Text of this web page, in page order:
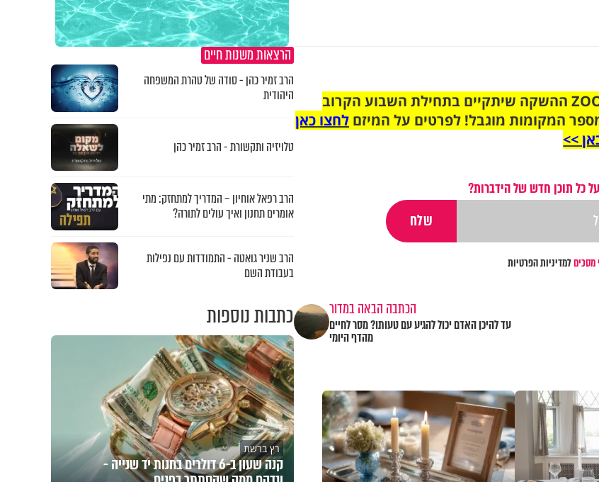
הצטרפו לקבוצת הוואטסאפ לקראת ZOOM ההשקה שיתקיים בתחילת השבוע הקרוב
המקומות מוגבל! לפרטים על המיזם לחצו כאן
>>
כל תוכן חדש של הידברות?
מסכיםלמדיניות הפרטיות
הכתבה הבאה במדור
עד להיכן האדם יכול להגיע עם טעותו? מסר לחיים
מהדף היומי
הרצאות משנות חיים
הרב זמיר כהן - סודה של טהרת המשפחה
היהודית
טלויזיה ותקשורת - הרב זמיר כהן
הרב רפאל אוחיון – המדריך למתחזק: מתי
אומרים תחנון ואיך עולים לתורה?
הרב שניר גואטה - התמודדות עם נפילות
בעבודת השם
כתבות נוספות
רץ ברשת
קנה שעון ב-6 דולרים בחנות יד שנייה -